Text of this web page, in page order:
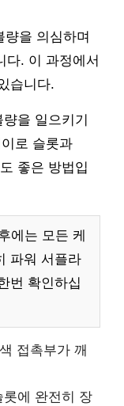
을 의심하며
다. 이 과정에서
습니다.
을 일으키기
로 슬롯과
좋은 방법입
에는 모든 케
파워 서플라
번 확인하십
접촉부가 깨
롯에 완전히 장